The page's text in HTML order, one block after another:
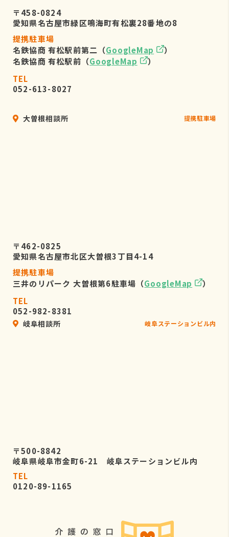
〒458-0824
愛知県名古屋市緑区鳴海町有松裏28番地の8
提携駐車場
名鉄協商 有松駅前第二（GoogleMap
）
名鉄協商 有松駅前（GoogleMap
）
TEL
052-613-8027
大曽根相談所 提携駐車場
〒462-0825
愛知県名古屋市北区大曽根3丁目4-14
提携駐車場
三井のリパーク 大曽根第6駐車場（GoogleMap
）
TEL
052-982-8381
岐阜相談所 岐阜ステーションビル内
〒500-8842
岐阜県岐阜市金町6-21 岐阜ステーションビル内
TEL
0120-89-1165